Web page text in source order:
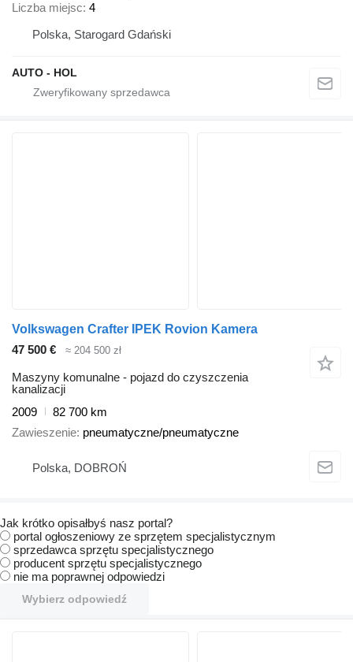
Liczba miejsc 4
Polska, Starogard Gdański
AUTO - HOL
Volkswagen Crafter IPEK Rovion Kamera
47 500 €
≈ 204 500 zł
Maszyny komunalne - pojazd do czyszczenia
kanalizacji
2009
82 700 km
Zawieszenie pneumatyczne/pneumatyczne
Polska, DOBROŃ
Jak krótko opisałbyś nasz portal?
portal ogłoszeniowy ze sprzętem specjalistycznym
sprzedawca sprzętu specjalistycznego
producent sprzętu specjalistycznego
nie ma poprawnej odpowiedzi
Wybierz odpowiedź